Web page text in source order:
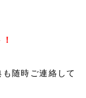
随時ご連絡して